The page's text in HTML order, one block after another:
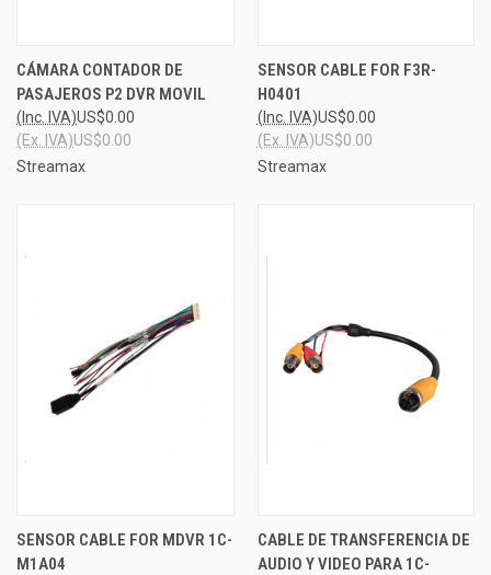
CÁMARA CONTADOR DE
PASAJEROS P2 DVR MOVIL
US$0.00
(Inc. IVA)
US$0.00
(Ex. IVA)
Streamax
SENSOR CABLE FOR F3R-
H0401
US$0.00
(Inc. IVA)
US$0.00
(Ex. IVA)
Streamax
SENSOR CABLE FOR MDVR 1C-
M1A04
CABLE DE TRANSFERENCIA DE
AUDIO Y VIDEO PARA 1C-